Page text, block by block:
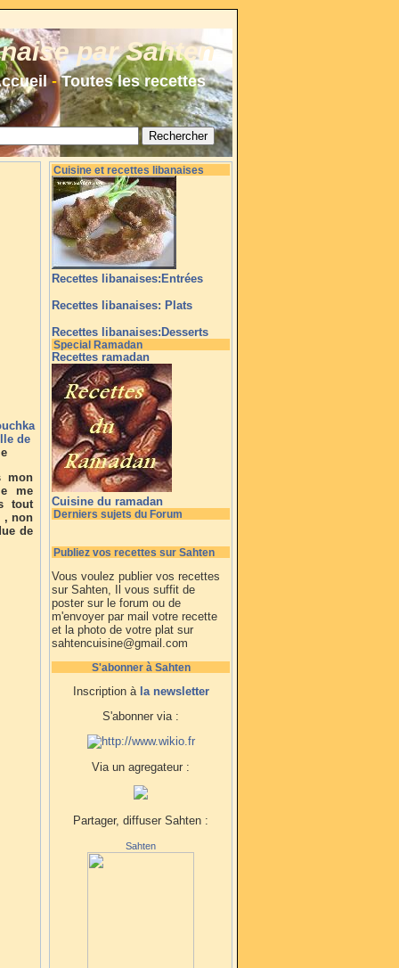
par Sahten
-Toutes les recettes
de
mon
me
tout
, non
de
Cuisine et recettes libanaises
Recettes libanaises:Entrées
Recettes libanaises: Plats
Recettes libanaises:Desserts
Special Ramadan
Recettes ramadan
Cuisine du ramadan
Derniers sujets du Forum
Publiez vos recettes sur Sahten
Vous voulez publier vos recettes
sur Sahten, Il vous suffit de
poster sur le forum ou de
m'envoyer par mail votre recette
et la photo de votre plat sur
sahtencuisine@gmail.com
S'abonner à Sahten
Inscription à la newsletter
S'abonner via :
Via un agregateur :
Partager, diffuser Sahten :
Sahten